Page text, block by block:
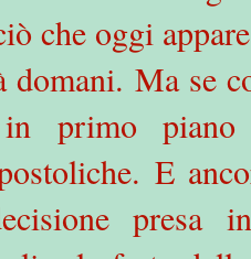
che oggi
domani. Ma se
primo piano
E
presa